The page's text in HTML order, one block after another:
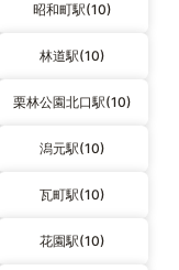
昭和町駅(10)
林道駅(10)
栗林公園北口駅(10)
潟元駅(10)
瓦町駅(10)
花園駅(10)